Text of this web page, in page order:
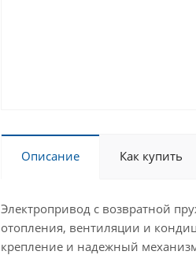
Описание Как купить
Электропривод с возвратной
отопления, вентиляции и
крепление и надежный